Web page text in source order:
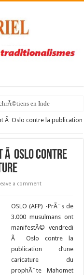
en Inde
Ã Oslo contre la publication
Ã Oslo contre
a comment
OSLO (AFP) -PrÃ¨s de
3.000 musulmans ont
manifestÃ© vendredi
Ã Oslo contre la
publication d’une
caricature du
prophÃ¨te Mahomet